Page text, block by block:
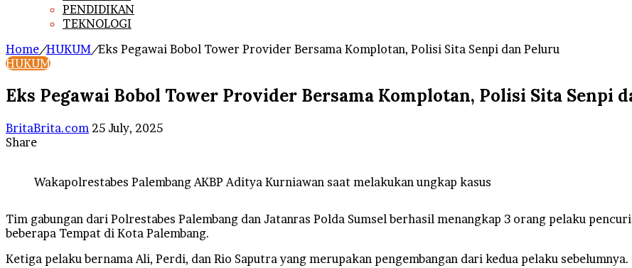
PENDIDIKAN
TEKNOLOGI
Home/HUKUM/Eks Pegawai Bobol Tower Provider Bersama Komplotan, Polisi Sita Senpi dan Peluru
HUKUM
Eks Pegawai Bobol Tower Provider Bersama Komplotan, Polisi Sita Senpi
BritaBrita.com Send
25 July, 2025
Share
Wakapolrestabes Palembang AKBP Aditya Kurniawan saat melakukan ungkap kasus
Tim gabungan dari Polrestabes Palembang dan Jatanras Polda Sumsel berhasil menangkap 3 orang pelaku
beberapa Tempat di Kota Palembang.
Ketiga pelaku bernama Ali, Perdi, dan Rio Saputra yang merupakan pengembangan dari kedua pelaku